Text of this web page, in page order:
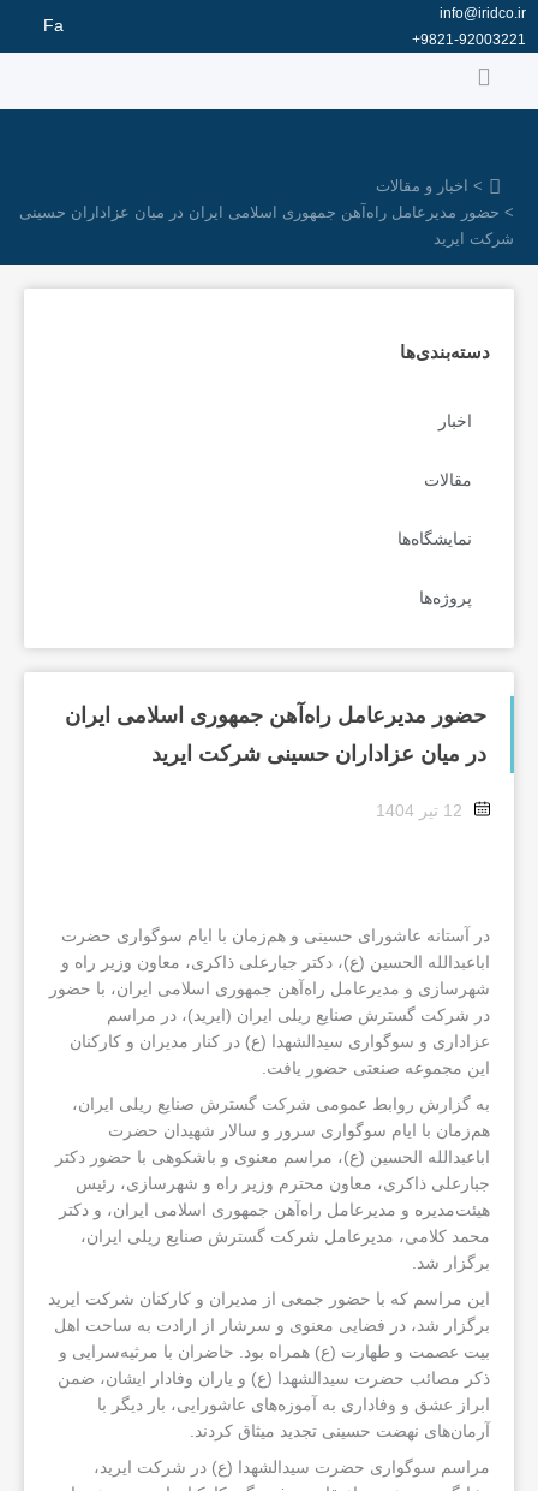
پرش
info@iridco.ir
9821-92003221+
Fa
> اخبار و مقالات
> حضور مدیرعامل راه‌آهن جمهوری اسلامی ایران در میان عزاداران حسینی
شرکت ایرید
دسته‌بندی‌ها
اخبار
مقالات
نمایشگاه‌ها
پروژه‌ها
حضور مدیرعامل راه‌آهن جمهوری اسلامی ایران
در میان عزاداران حسینی شرکت ایرید
12 تیر 1404
در آستانه عاشورای حسینی و هم‌زمان با ایام سوگواری حضرت
اباعبدالله الحسین (ع)، دکتر جبارعلی ذاکری، معاون وزیر راه و
شهرسازی و مدیرعامل راه‌آهن جمهوری اسلامی ایران، با حضور
در شرکت گسترش صنایع ریلی ایران (ایرید)، در مراسم
عزاداری و سوگواری سیدالشهدا (ع) در کنار مدیران و کارکنان
این مجموعه صنعتی حضور یافت.
به گزارش روابط عمومی شرکت گسترش صنایع ریلی ایران،
هم‌زمان با ایام سوگواری سرور و سالار شهیدان حضرت
اباعبدالله الحسین (ع)، مراسم معنوی و باشکوهی با حضور دکتر
جبارعلی ذاکری، معاون محترم وزیر راه و شهرسازی، رئیس
هیئت‌مدیره و مدیرعامل راه‌آهن جمهوری اسلامی ایران، و دکتر
محمد کلامی، مدیرعامل شرکت گسترش صنایع ریلی ایران،
برگزار شد.
این مراسم که با حضور جمعی از مدیران و کارکنان شرکت ایرید
برگزار شد، در فضایی معنوی و سرشار از ارادت به ساحت اهل
بیت عصمت و طهارت (ع) همراه بود. حاضران با مرثیه‌سرایی و
ذکر مصائب حضرت سیدالشهدا (ع) و یاران وفادار ایشان، ضمن
ابراز عشق و وفاداری به آموزه‌های عاشورایی، بار دیگر با
آرمان‌های نهضت حسینی تجدید میثاق کردند.
مراسم سوگواری حضرت سیدالشهدا (ع) در شرکت ایرید،